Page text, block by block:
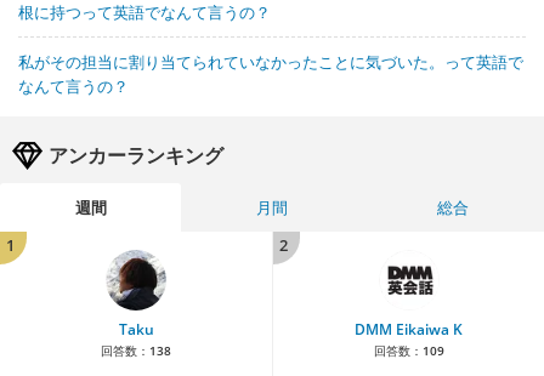
根に持つって英語でなんて言うの？
私がその担当に割り当てられていなかったことに気づいた。って英語で
なんて言うの？
アンカーランキング
週間 月間
総合
1
Taku
回答数： 138
2
DMM Eikaiwa K
回答数： 109